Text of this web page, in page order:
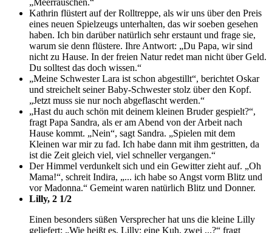
Kathrin flüstert auf der Rolltreppe, als wir uns über den Preis
eines neuen Spielzeugs unterhalten, das wir soeben gesehen
haben. Ich bin darüber natürlich sehr erstaunt und frage sie,
warum sie denn flüstere. Ihre Antwort: „Du Papa, wir sind
nicht zu Hause. In der freien Natur redet man nicht über Geld.
Du solltest das doch wissen.“
„Meine Schwester Lara ist schon abgestillt“, berichtet Oskar
und streichelt seiner Baby-Schwester stolz über den Kopf.
„Jetzt muss sie nur noch abgeflascht werden.“
„Hast du auch schön mit deinem kleinen Bruder gespielt?“,
fragt Papa Sandra, als er am Abend von der Arbeit nach
Hause kommt. „Nein“, sagt Sandra. „Spielen mit dem
Kleinen war mir zu fad. Ich habe dann mit ihm gestritten, da
ist die Zeit gleich viel, viel schneller vergangen.“
Der Himmel verdunkelt sich und ein Gewitter zieht auf. „Oh
Mama!“, schreit Indira, „... ich habe so Angst vorm Blitz und
vor Madonna.“ Gemeint waren natürlich Blitz und Donner.
Lilly, 2 1/2
Einen besonders süßen Versprecher hat uns die kleine Lilly
geliefert: „Wie heißt es, Lilly: eine Kuh, zwei ...?“ fragt